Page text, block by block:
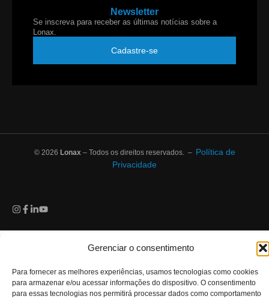
Gerenciar o consentimento
Para fornecer as melhores experiências, usamos tecnologias como cookies
para armazenar e/ou acessar informações do dispositivo. O consentimento
para essas tecnologias nos permitirá processar dados como comportamento
Newsletter
Se inscreva para receber as últimas notícias sobre a
Lonax.
Cadastre-se
© 2026 Lonax– Todos os direitos reservados. – Política de
Privacidade